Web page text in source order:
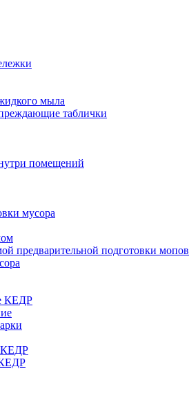
мыла
таблички
помещений
мусора
предварительной подготовки мопов
КЕДР
КЕДР